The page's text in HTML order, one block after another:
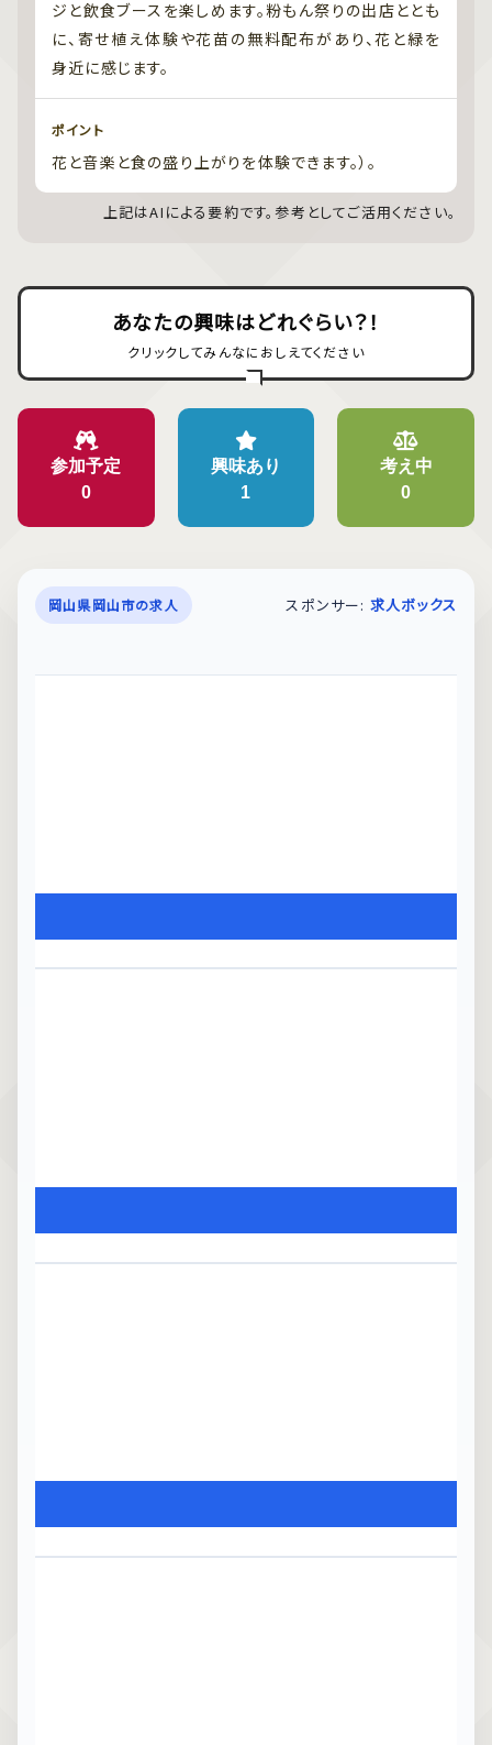
ジと飲食ブースを楽しめます。粉もん祭りの出店ととも
に、寄せ植え体験や花苗の無料配布があり、花と緑を
身近に感じます。
ポイント
花と音楽と食の盛り上がりを体験できます。）。
上記はAIによる要約です。参考としてご活用ください。
あなたの興味はどれぐらい？！
クリックしてみんなにおしえてください
参加予定
0
興味あり
1
考え中
0
岡山県岡山市の求人 スポンサー: 求人ボックス